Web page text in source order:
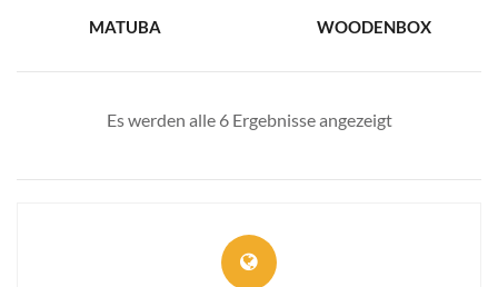
MATUBA WOODENBOX
Es werden alle 6 Ergebnisse angezeigt